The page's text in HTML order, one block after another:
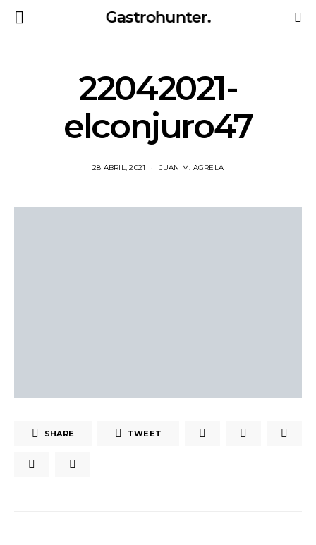
Gastrohunter.
22042021-
elconjuro47
28 ABRIL, 2021 JUAN M. AGRELA
SHARE TWEET